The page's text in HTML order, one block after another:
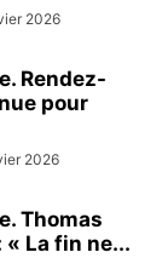
2026
Rendez-
pour
2026
Thomas
« La fin ne...